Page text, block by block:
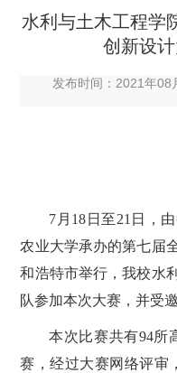
水利与土木工程学
创新设
发布时间：2021年08
7月18日至21日，
农业大学承办的第七届
和浩特市举行，我校水
队参加本次大赛，并受
本次比赛共有94所
赛，经过大赛网络评审